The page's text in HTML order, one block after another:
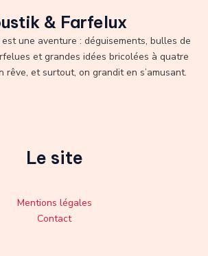
& Farfelux
une aventure : déguisements, bulles de
et grandes idées bricolées à quatre
rêve, et surtout, on grandit en s’amusant.
Le site
Mentions légales
Contact